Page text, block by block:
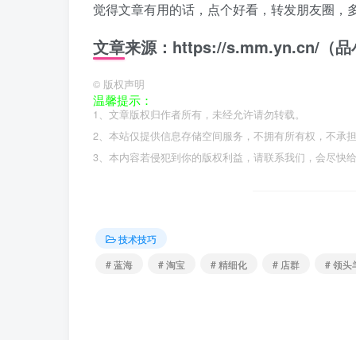
觉得文章有用的话，点个好看，转发朋友圈，
文章来源：https://s.mm.yn.cn/（品
© 版权声明
温馨提示：
1、文章版权归作者所有，未经允许请勿转载。
2、本站仅提供信息存储空间服务，不拥有所有权，不承
3、本内容若侵犯到你的版权利益，请联系我们，会尽快
技术技巧
# 蓝海
# 淘宝 # 精细化 # 店群 # 领头